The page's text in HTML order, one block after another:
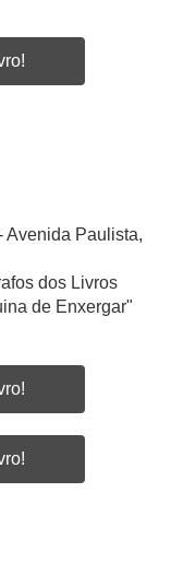
Avenida Paulista,
dos Livros
de Enxergar"